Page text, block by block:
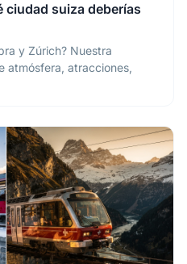
ciudad suiza deberías
y Zúrich? Nuestra
atmósfera, atracciones,